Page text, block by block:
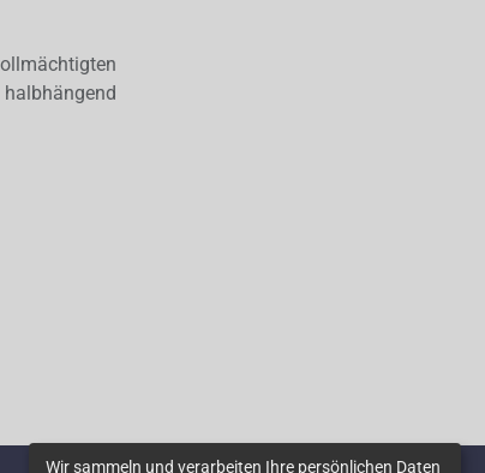
Wir sammeln und verarbeiten Ihre persönlichen Daten